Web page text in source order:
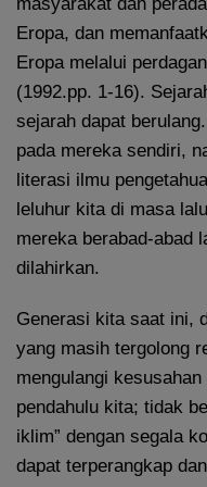
Eropa, dan
Eropa melalui
(1992.pp. 1-16).
sejarah dapat
pada mereka sendiri,
literasi ilmu
leluhur kita di masa
mereka berabad-abad
dilahirkan.
Generasi kita saat ini,
yang masih tergolong
mengulangi
pendahulu kita; tidak
iklim” dengan segala
dapat terperangkap